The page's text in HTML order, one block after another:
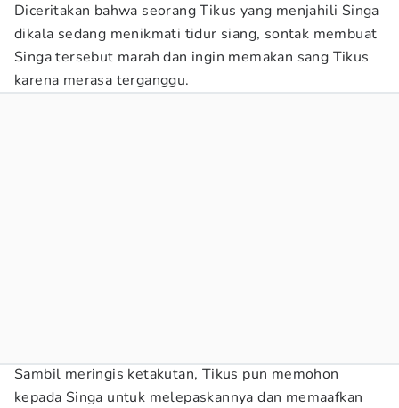
Diceritakan bahwa seorang Tikus yang menjahili Singa
dikala sedang menikmati tidur siang, sontak membuat
Singa tersebut marah dan ingin memakan sang Tikus
karena merasa terganggu.
Sambil meringis ketakutan, Tikus pun memohon
kepada Singa untuk melepaskannya dan memaafkan